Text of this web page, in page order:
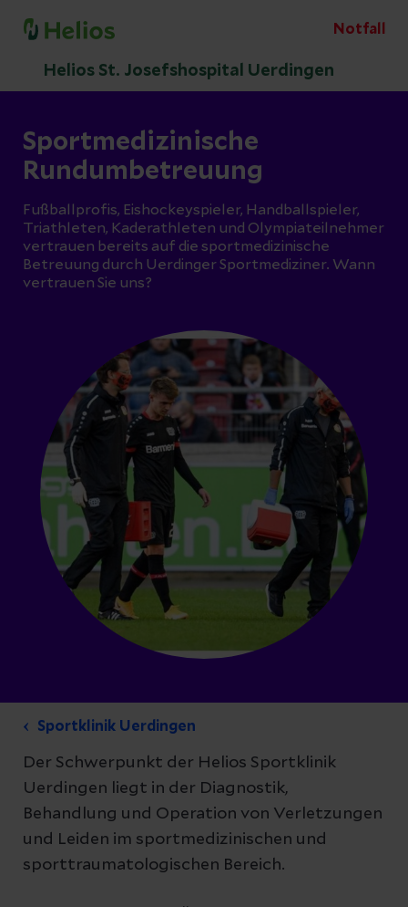
Notfall
Helios St. Josefshospital Uerdingen
Sportmedizinische
Rundumbetreuung
Fußballprofis, Eishockeyspieler, Handballspieler,
Triathleten, Kaderathleten und Olympiateilnehmer
vertrauen bereits auf die sportmedizinische
Betreuung durch Uerdinger Sportmediziner. Wann
vertrauen Sie uns?
Sportklinik Uerdingen
Der Schwerpunkt der Helios Sportklinik
Uerdingen liegt in der Diagnostik,
Behandlung und Operation von Verletzungen
und Leiden im sportmedizinischen und
sporttraumatologischen Bereich.